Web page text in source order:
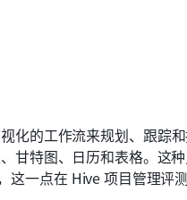
化的工作流来规划、跟踪和
甘特图、日历和表格。这
这一点在 Hive 项目管理评